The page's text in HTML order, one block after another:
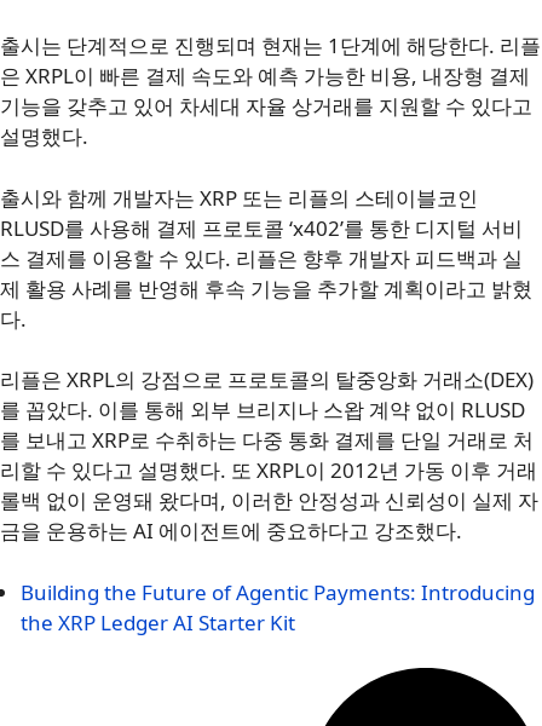
출시는 단계적으로 진행되며 현재는 1단계에 해당한다. 리플
은 XRPL이 빠른 결제 속도와 예측 가능한 비용, 내장형 결제
기능을 갖추고 있어 차세대 자율 상거래를 지원할 수 있다고
설명했다.
출시와 함께 개발자는 XRP 또는 리플의 스테이블코인
RLUSD를 사용해 결제 프로토콜 ‘x402’를 통한 디지털 서비
스 결제를 이용할 수 있다. 리플은 향후 개발자 피드백과 실
제 활용 사례를 반영해 후속 기능을 추가할 계획이라고 밝혔
다.
리플은 XRPL의 강점으로 프로토콜의 탈중앙화 거래소(DEX)
를 꼽았다. 이를 통해 외부 브리지나 스왑 계약 없이 RLUSD
를 보내고 XRP로 수취하는 다중 통화 결제를 단일 거래로 처
리할 수 있다고 설명했다. 또 XRPL이 2012년 가동 이후 거래
롤백 없이 운영돼 왔다며, 이러한 안정성과 신뢰성이 실제 자
금을 운용하는 AI 에이전트에 중요하다고 강조했다.
Building the Future of Agentic Payments: Introducing
the XRP Ledger AI Starter Kit